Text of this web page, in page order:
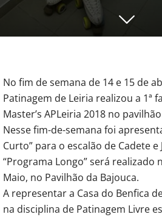
No fim de semana de 14 e 15 de
Patinagem de Leiria realizou a 1ª
Master’s APLeiria 2018 no
Nesse fim-de-semana foi
Curto” para o escalão de Cadete e
“Programa Longo” será realizado
Maio, no Pavilhão da Bajouca.
A representar a Casa do Benfica
na disciplina de Patinagem Livre